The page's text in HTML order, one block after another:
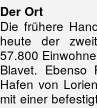
Der Ort
Die frühere
heute der
57.800
Blavet. Ebenso
Hafen von
mit einer